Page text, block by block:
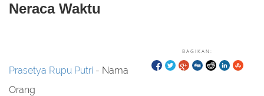
Neraca Waktu
BAGIKAN:
Prasetya Rupu Putri - Nama
Orang